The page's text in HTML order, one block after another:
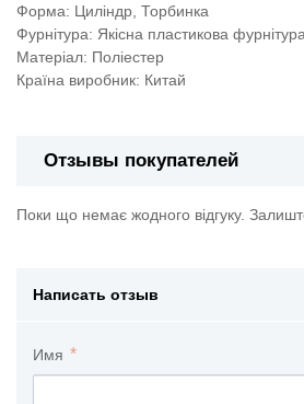
Форма: Циліндр, Торбинка
Фурнітура: Якісна пластикова фурнітура
Матеріал: Поліестер
Країна виробник: Китай
Отзывы покупателей
Поки що немає жодного відгуку.
Написать отзыв
Имя